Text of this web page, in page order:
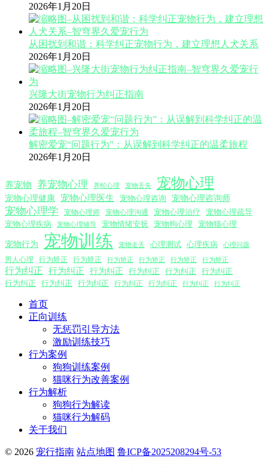
2026年1月20日
从困扰到和谐：科学纠正宠物行为，建立理想人犬关系
2026年1月20日
兴隆大街宠物行为纠正指南
2026年1月20日
解密爱宠“问题行为”：从误解到科学纠正的温柔旅程
2026年1月20日
养宠物 养宠物心理 养蛇心理 宠物丢失 宠物心理
宠物心理健康 宠物心理医生 宠物心理咨询 宠物心理咨询师
宠物心理学 宠物心理师 宠物心理沟通 宠物心理治疗
宠物心理疏导
宠物心理疾病
宠物心理辅导 宠物情绪安抚 宠物狗心理 宠物猫心理
宠物行为 宠物训练 宠物走丢 心理测试 心理疾病 心理问题
男人心理 行为矫正 行为矫正 行为矫正 行为矫正 行为矫正 行为矫正
行为纠正 行为纠正 行为纠正 行为纠正 行为纠正
行为纠正
行为纠正
行为纠正 行为纠正 行为纠正 行为纠正 行为纠正 行为纠正
首页
正向训练
无惩罚引导方法
激励训练技巧
行为案例
狗狗训练案例
猫咪行为改善案例
行为解析
狗狗行为解读
猫咪行为解码
关于我们
© 2026 宠行指南 站点地图 鲁ICP备2025208294号-53